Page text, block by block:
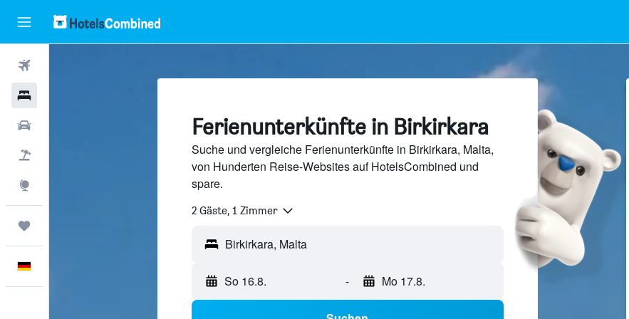
Ferienunterkünfte in Birkirkara
Suche und vergleiche Ferienunterkünfte in Birkirkara, Malta,
von Hunderten Reise-Websites auf HotelsCombined und
spare.
2 Gäste, 1 Zimmer
So 16.8. - Mo 17.8.